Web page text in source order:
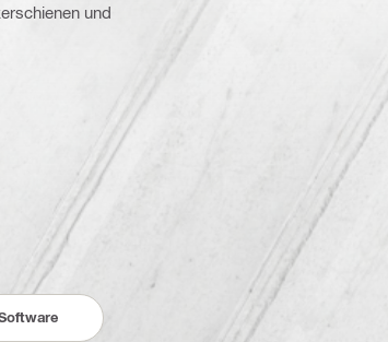
und